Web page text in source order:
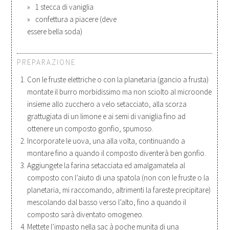
1 stecca di vaniglia
confettura a piacere (deve
essere bella soda)
PREPARAZIONE
Con le fruste elettriche o con la planetaria (gancio a frusta)
montate il burro morbidissimo ma non sciolto al microonde
insieme allo zucchero a velo setacciato, alla scorza
grattugiata di un limone e ai semi di vaniglia fino ad
ottenere un composto gonfio, spumoso.
Incorporate le uova, una alla volta, continuando a
montare fino a quando il composto diventerà ben gonfio.
Aggiungete la farina setacciata ed amalgamatela al
composto con l’aiuto di una spatola (non con le fruste o la
planetaria, mi raccomando, altrimenti la fareste precipitare)
mescolando dal basso verso l’alto, fino a quando il
composto sarà diventato omogeneo.
Mettete l’impasto nella sac à poche munita di una